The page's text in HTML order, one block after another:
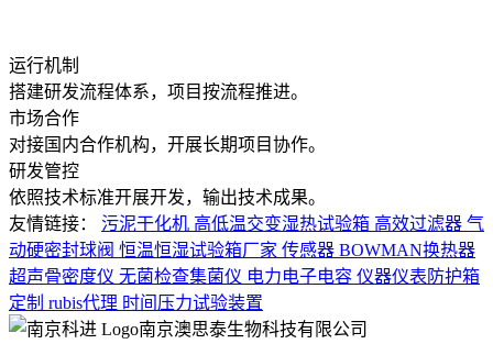
运行机制
搭建研发流程体系，项目按流程推进。
市场合作
对接国内合作机构，开展长期项目协作。
研发管控
依照技术标准开展开发，输出技术成果。
友情链接：
污泥干化机 高低温交变湿热试验箱 高效过滤器 气
动硬密封球阀 恒温恒湿试验箱厂家 传感器 BOWMAN换热器
超声骨密度仪 无菌检查集菌仪 电力电子电容 仪器仪表防护箱
定制 rubis代理 时间压力试验装置
南京澳思泰生物科技有限公司